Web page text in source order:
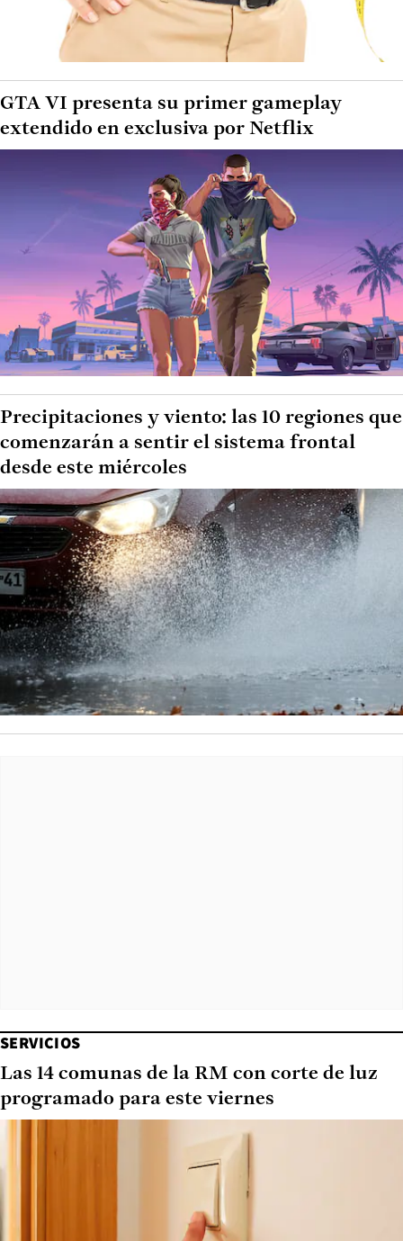
GTA VI presenta su primer gameplay
extendido en exclusiva por Netflix
Precipitaciones y viento: las 10 regiones que
comenzarán a sentir el sistema frontal
desde este miércoles
SERVICIOS
Las 14 comunas de la RM con corte de luz
programado para este viernes